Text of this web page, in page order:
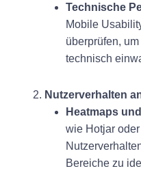
Technische
Mobile
überprüfen,
technisch
2. Nutzerverhalten
Heatmaps
wie Hotjar
Bereiche zu